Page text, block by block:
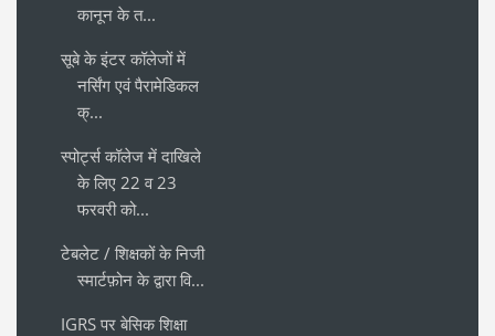
कानून के त...
सूबे के इंटर कॉलेजों में
नर्सिंग एवं पैरामेडिकल
क्...
स्पोर्ट्स कॉलेज में दाखिले
के लिए 22 व 23
फरवरी को...
टेबलेट / शिक्षकों के निजी
स्मार्टफ़ोन के द्वारा वि...
IGRS पर बेसिक शिक्षा